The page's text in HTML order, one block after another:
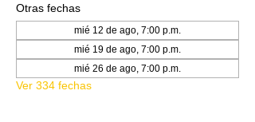
Otras fechas
mié 12 de ago, 7:00 p.m.
mié 19 de ago, 7:00 p.m.
mié 26 de ago, 7:00 p.m.
Ver 334 fechas